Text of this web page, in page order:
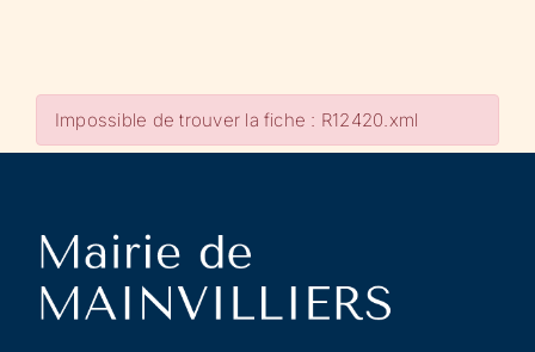
Impossible de trouver la fiche : R12420.xml